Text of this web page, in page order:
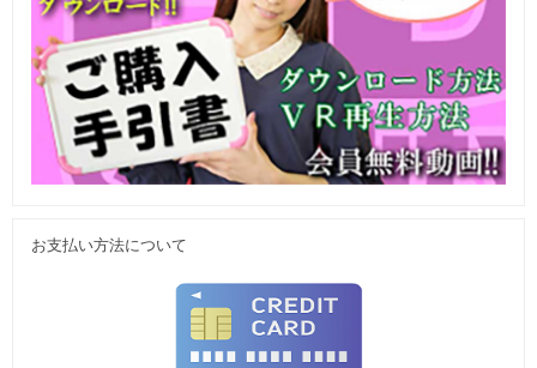
お支払い方法について